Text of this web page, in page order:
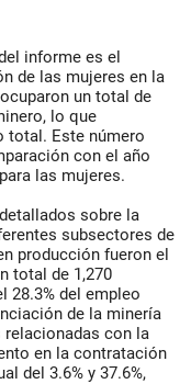
informe es el
de las mujeres en la
un total de
lo que
total. Este número
con el año
las mujeres.
sobre la
subsectores de
producción fueron el
total de 1,270
28.3% del empleo
de la minería
con la
en la contratación
del 3.6% y 37.6%,